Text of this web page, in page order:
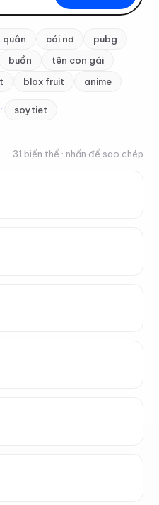
quân cái nơ
pubg
buồn
tên con gái
blox fruit anime
soytiet
31 biến thể · nhấn để sao chép